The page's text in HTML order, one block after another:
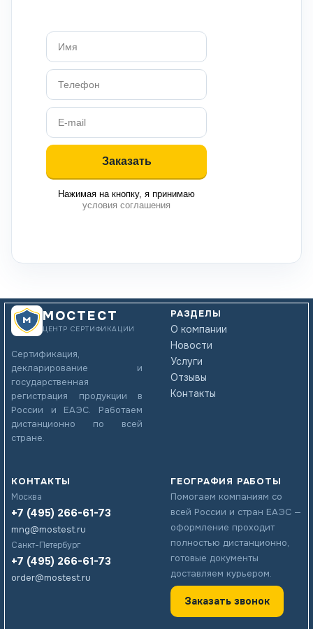
Нажимая на кнопку, я принимаю
условия соглашения
МОСТЕСТ
ЦЕНТР СЕРТИФИКАЦИИ
Сертификация,
декларирование и
государственная
регистрация продукции в
России и ЕАЭС. Работаем
дистанционно по всей
стране.
РАЗДЕЛЫ
О компании
Новости
Услуги
Отзывы
Контакты
КОНТАКТЫ
Москва
+7 (495) 266-61-73
mng@mostest.ru
Санкт-Петербург
+7 (495) 266-61-73
order@mostest.ru
ГЕОГРАФИЯ РАБОТЫ
Помогаем компаниям со
всей России и стран ЕАЭС —
оформление проходит
полностью дистанционно,
готовые документы
доставляем курьером.
Заказать звонок